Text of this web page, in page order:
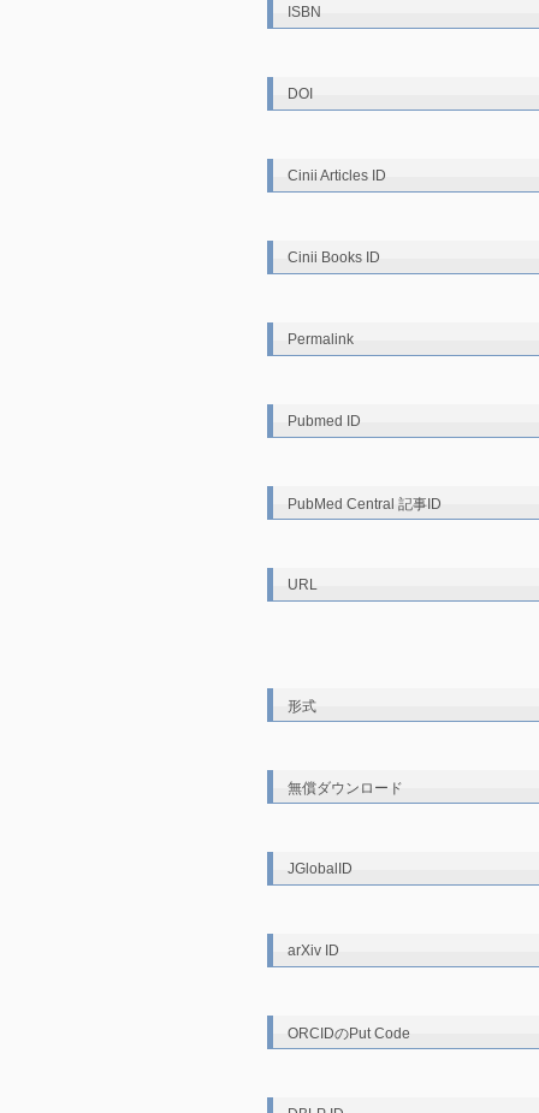
ISBN
DOI
Cinii Articles ID
Cinii Books ID
Permalink
Pubmed ID
PubMed Central 記事ID
URL
形式
無償ダウンロード
JGlobalID
arXiv ID
ORCIDのPut Code